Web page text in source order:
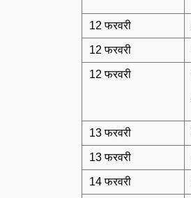
12 फरवरी
12 फरवरी
12 फरवरी
13 फरवरी
13 फरवरी
14 फरवरी